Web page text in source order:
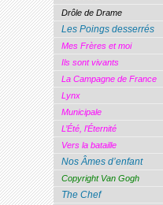
Drôle de Drame
Les Poings desserrés
Mes Frères et moi
Ils sont vivants
La Campagne de France
Lynx
Municipale
L’Été, l’Éternité
Vers la bataille
Nos Âmes d’enfant
Copyright Van Gogh
The Chef